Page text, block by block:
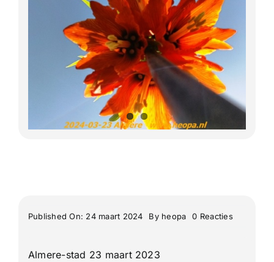
Lange Afstand Wandeltochten
Meerdaagse tochten
Buitenlandse Wandelingen
Recente Wandelingen
Published On: 24 maart 2024 By heopa 0 Reactieson
Almere-stad 23 maart 2023